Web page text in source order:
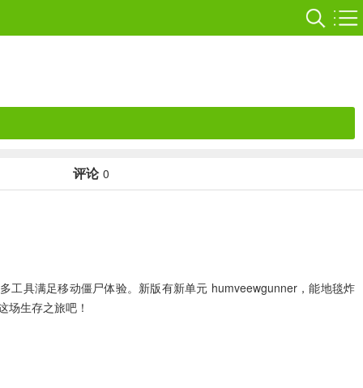
评论 0
工具满足移动僵尸体验。新版有新单元 humveewgunner，能地毯炸
场生存之旅吧！